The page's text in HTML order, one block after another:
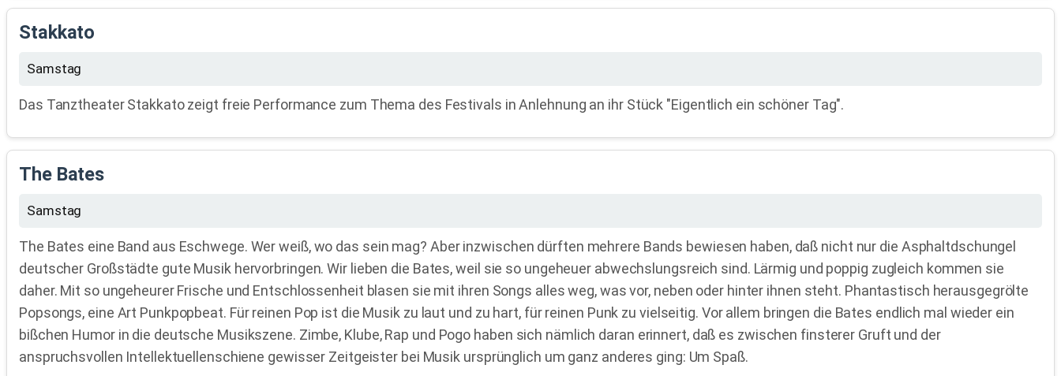
Stakkato
Samstag
Das Tanztheater Stakkato zeigt freie Performance zum Thema des Festivals in Anlehnung an ihr Stück "Eigentlich ein schöner Tag".
The Bates
Samstag
The Bates eine Band aus Eschwege. Wer weiß, wo das sein mag? Aber inzwischen dürften mehrere Bands bewiesen haben, daß nicht nur die Asphaltdschungel
deutscher Großstädte gute Musik hervorbringen. Wir lieben die Bates, weil sie so ungeheuer abwechslungsreich sind. Lärmig und poppig zugleich kommen sie
daher. Mit so ungeheurer Frische und Entschlossenheit blasen sie mit ihren Songs alles weg, was vor, neben oder hinter ihnen steht. Phantastisch herausgegrölte
Popsongs, eine Art Punkpopbeat. Für reinen Pop ist die Musik zu laut und zu hart, für reinen Punk zu vielseitig. Vor allem bringen die Bates endlich mal wieder ein
bißchen Humor in die deutsche Musikszene. Zimbe, Klube, Rap und Pogo haben sich nämlich daran erinnert, daß es zwischen finsterer Gruft und der
anspruchsvollen Intellektuellenschiene gewisser Zeitgeister bei Musik ursprünglich um ganz anderes ging: Um Spaß.